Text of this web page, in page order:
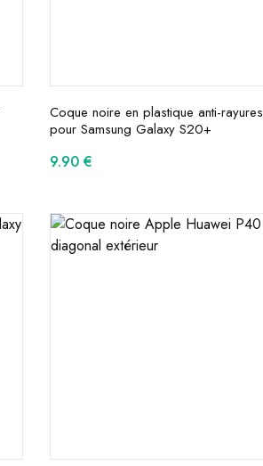
Coque noire en plastique anti-rayures
pour Samsung Galaxy S20+
9.90 €